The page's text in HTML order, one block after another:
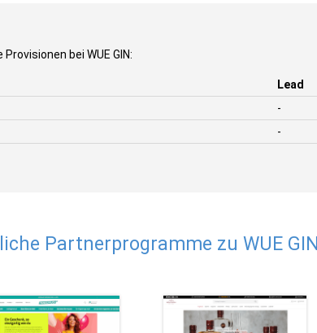
bei WUE GIN:
Lead
-
-
Partnerprogramme zu WUE GIN